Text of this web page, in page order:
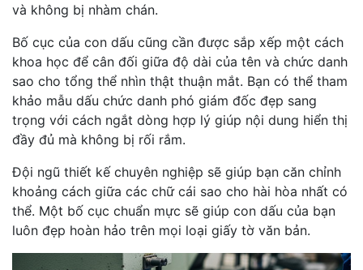
và không bị nhàm chán.
Bố cục của con dấu cũng cần được sắp xếp một cách
khoa học để cân đối giữa độ dài của tên và chức danh
sao cho tổng thể nhìn thật thuận mắt. Bạn có thể tham
khảo mẫu dấu chức danh phó giám đốc đẹp sang
trọng với cách ngắt dòng hợp lý giúp nội dung hiển thị
đầy đủ mà không bị rối rắm.
Đội ngũ thiết kế chuyên nghiệp sẽ giúp bạn căn chỉnh
khoảng cách giữa các chữ cái sao cho hài hòa nhất có
thể. Một bố cục chuẩn mực sẽ giúp con dấu của bạn
luôn đẹp hoàn hảo trên mọi loại giấy tờ văn bản.